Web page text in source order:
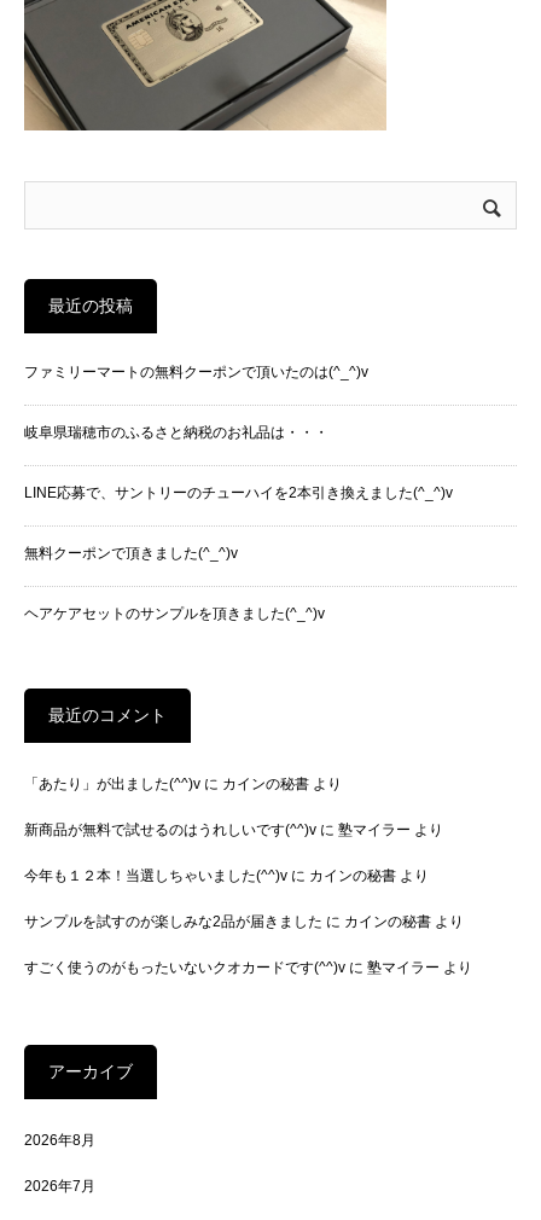
最近の投稿
ファミリーマートの無料クーポンで頂いたのは(^_^)v
岐阜県瑞穂市のふるさと納税のお礼品は・・・
LINE応募で、サントリーのチューハイを2本引き換えました(^_^)v
無料クーポンで頂きました(^_^)v
ヘアケアセットのサンプルを頂きました(^_^)v
最近のコメント
「あたり」が出ました(^^)v に カインの秘書 より
新商品が無料で試せるのはうれしいです(^^)v に 塾マイラー より
今年も１２本！当選しちゃいました(^^)v に カインの秘書 より
サンプルを試すのが楽しみな2品が届きました に カインの秘書 より
すごく使うのがもったいないクオカードです(^^)v に 塾マイラー より
アーカイブ
2026年8月
2026年7月